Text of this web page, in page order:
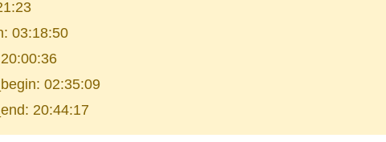
03:18:50
02:35:09
20:44:17